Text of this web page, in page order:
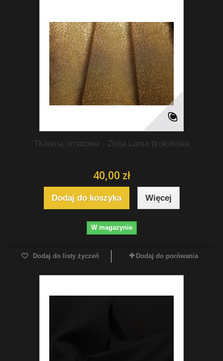
Tkanina ornatowa - Złota Lama brokatowa
40,00 zł
Dodaj do koszyka Więcej
W magazynie
Dodaj do listy życzeń Dodaj do porówania